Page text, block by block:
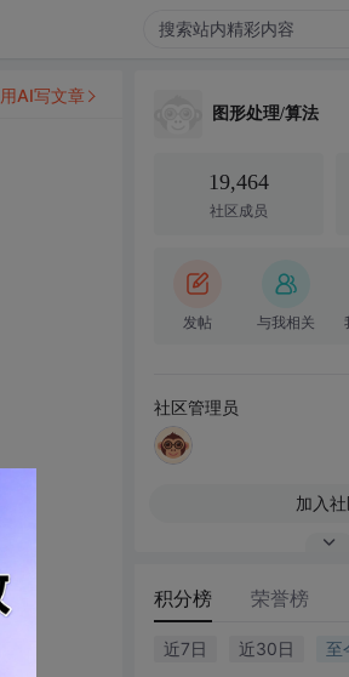
用AI写文章
图形处理/算法
19,464
社区成员
发帖 与我相关
社区管理员
加入
积分榜 荣誉榜
近7日 近30日 至